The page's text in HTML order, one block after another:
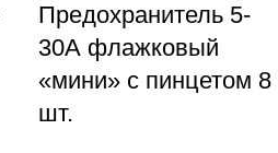
Предохранитель 5-
30А флажковый
«мини» с пинцетом 8
шт.